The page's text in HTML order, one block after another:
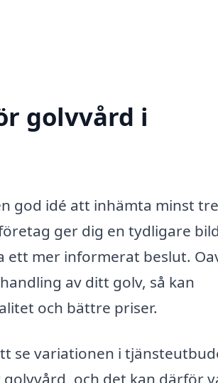
golvvård i
god idé att inhämta minst
ger dig en tydligare
ett mer informerat beslut.
av ditt golv, så kan
och bättre priser.
se variationen i
och det kan därför